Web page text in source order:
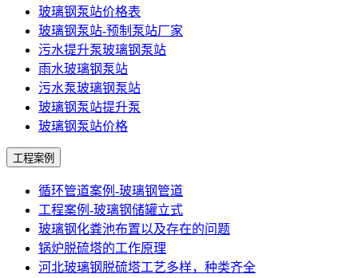
玻璃钢泵站价格表
玻璃钢泵站-预制泵站厂家
污水提升泵玻璃钢泵站
雨水玻璃钢泵站
污水泵玻璃钢泵站
玻璃钢泵站提升泵
玻璃钢泵站价格
工程案例
循环管道案例-玻璃钢管道
工程案例-玻璃钢储罐立式
玻璃钢化粪池布置以及存在的问题
锅炉脱硫塔的工作原理
河北玻璃钢脱硫塔工艺多样，种类齐全